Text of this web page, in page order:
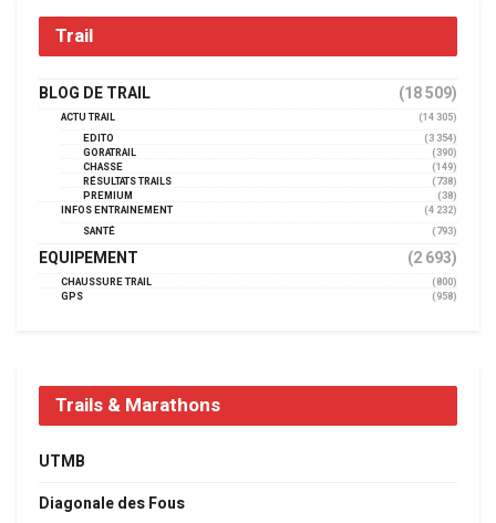
Trail
BLOG DE TRAIL (18 509)
ACTU TRAIL
(14 305)
EDITO
(3 354)
GORATRAIL
(390)
CHASSE
(149)
RÉSULTATS TRAILS
(738)
PREMIUM
(38)
INFOS ENTRAINEMENT
(4 232)
SANTÉ
(793)
EQUIPEMENT (2 693)
CHAUSSURE TRAIL
(800)
GPS
(958)
Trails & Marathons
UTMB
Diagonale des Fous